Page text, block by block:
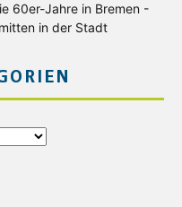
60er-Jahre in Bremen -
in der Stadt